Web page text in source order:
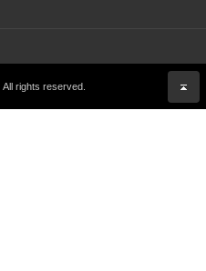
All rights reserved.